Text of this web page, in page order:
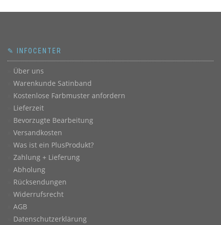
✎ INFOCENTER
Über uns
Warenkunde Satinband
Kostenlose Farbmuster anfordern
Lieferzeit
Bevorzugte Bearbeitung
Versandkosten
Was ist ein PlusProdukt?
Zahlung + Lieferung
Abholung
Rücksendungen
Widerrufsrecht
AGB
Datenschutzerklärung